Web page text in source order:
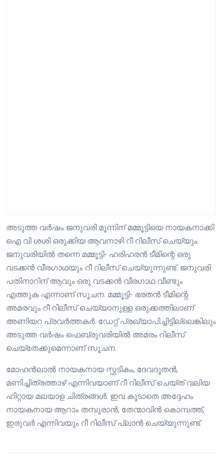
അടുത്ത വർഷം ജനുവരി മൂന്നിന് മമ്മൂട്ടിയെ നായകനാക്കി
ഐ വി ശശി ഒരുക്കിയ ആവനാഴി റീ റിലീസ് ചെയ്യും.
ജനുവരിയിൽ തന്നെ മമ്മൂട്ടി- ഹരിഹരൻ ടീമിന്റെ ഒരു
വടക്കൻ വീരഗാഥയും റീ റിലീസ് ചെയ്യുന്നുണ്ട്. ജനുവരി
പതിനാറിന് ആവും ഒരു വടക്കൻ വീരഗാഥ വീണ്ടും
എത്തുക എന്നാണ് സൂചന. മമ്മൂട്ടി- ഭരതൻ ടീമിന്റെ
അമരവും റീ റിലീസ് ചെയ്യാനുള്ള ഒരുക്കത്തിലാണ്
അണിയറ പ്രവർത്തകർ. ഡേറ്റ് പ്രഖ്യാപിച്ചിട്ടില്ലെങ്കിലും
അടുത്ത വർഷം ഫെബ്രുവരിയിൽ അമരം റിലീസ്
ചെയ്തേക്കുമെന്നാണ് സൂചന.
മോഹൻലാൽ നായകനായ സ്ഫടികം, ദേവദൂതൻ,
മണിച്ചിത്രത്താഴ് എന്നിവയാണ് റീ റിലീസ് ചെയ്ത് വലിയ
ഹിറ്റായ മലയാള ചിത്രങ്ങൾ. ഇവ കൂടാതെ അദ്ദേഹം
നായകനായ ആറാം തമ്പുരാൻ, തേന്മാവിൻ കൊമ്പത്ത്,
ഇരുവർ എന്നിവയും റീ റിലീസ് പ്ലാൻ ചെയ്യുന്നുണ്ട്.